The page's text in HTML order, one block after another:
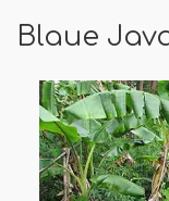
Blaue